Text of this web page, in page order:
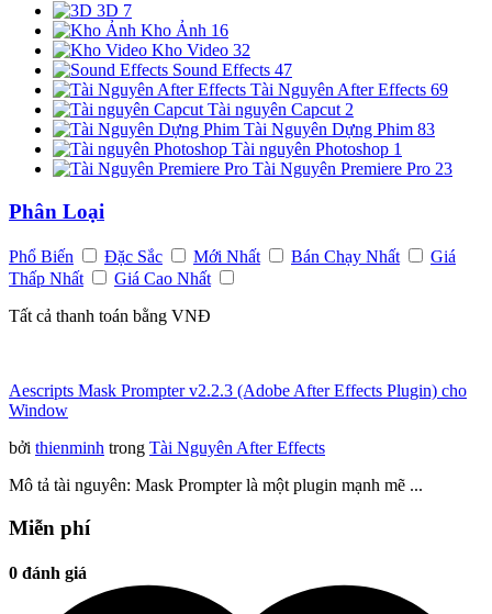
3D 7
Kho Ảnh 16
Kho Video 32
Sound Effects 47
Tài Nguyên After Effects 69
Tài nguyên Capcut 2
Tài Nguyên Dựng Phim 83
Tài nguyên Photoshop 1
Tài Nguyên Premiere Pro 23
Phân Loại
Phổ Biến Đặc Sắc Mới Nhất Bán Chạy Nhất
Giá
Thấp Nhất
Giá Cao Nhất
Tất cả thanh toán bằng VNĐ
Aescripts Mask Prompter v2.2.3 (Adobe After Effects Plugin) cho
Window
bởi thienminh trong Tài Nguyên After Effects
Mô tả tài nguyên: Mask Prompter là một plugin mạnh mẽ ...
Miễn phí
0 đánh giá